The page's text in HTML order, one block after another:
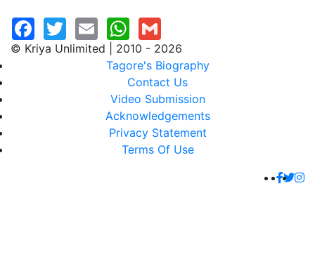
© Kriya Unlimited | 2010 - 2026
Tagore's Biography
Contact Us
Video Submission
Acknowledgements
Privacy Statement
Terms Of Use